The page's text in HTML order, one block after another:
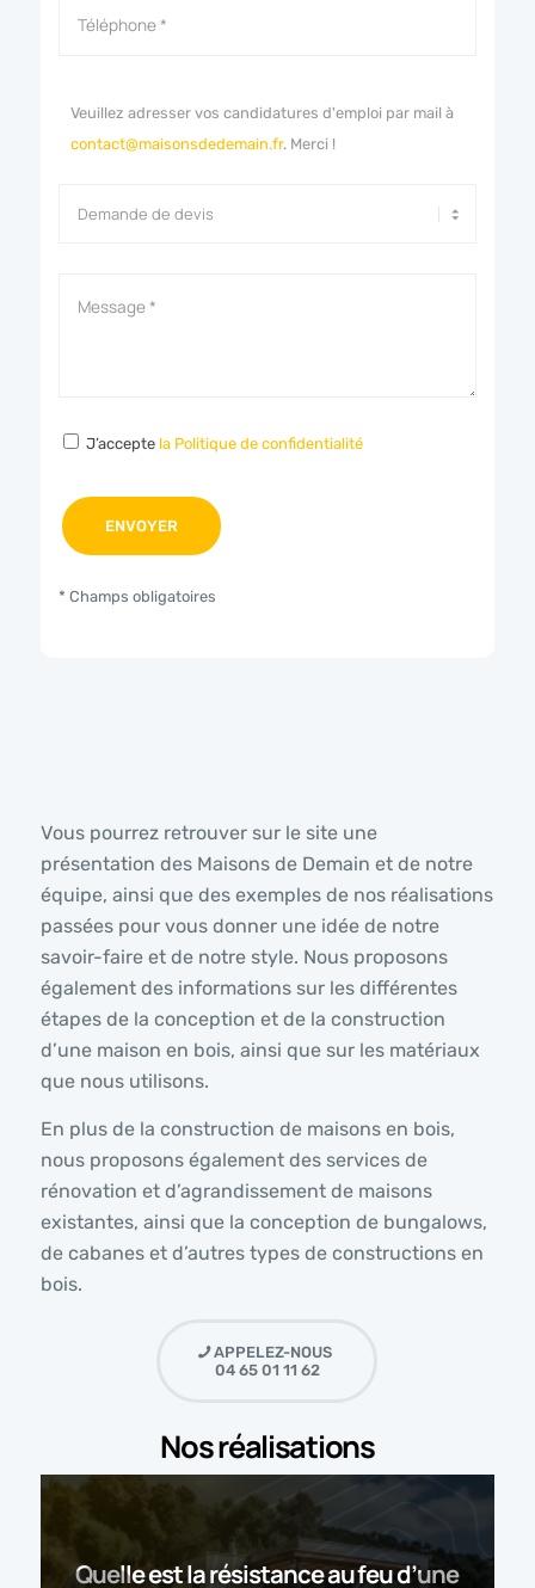
Veuillez adresser vos candidatures d'emploi par mail à
contact@maisonsdedemain.fr. Merci !
J’accepte la Politique de confidentialité
* Champs obligatoires
Vous pourrez retrouver sur le site une
présentation des Maisons de Demain et de notre
équipe, ainsi que des exemples de nos réalisations
passées pour vous donner une idée de notre
savoir-faire et de notre style. Nous proposons
également des informations sur les différentes
étapes de la conception et de la construction
d’une maison en bois, ainsi que sur les matériaux
que nous utilisons.
En plus de la construction de maisons en bois,
nous proposons également des services de
rénovation et d’agrandissement de maisons
existantes, ainsi que la conception de bungalows,
de cabanes et d’autres types de constructions en
bois.
APPELEZ-NOUS
04 65 01 11 62
Nos réalisations
Quelle est la résistance au feu d’une